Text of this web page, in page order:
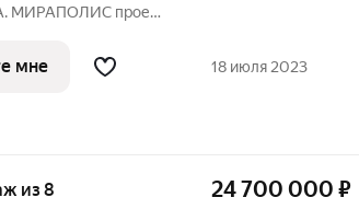
проект
мне 18 июля 2023
из 8 24 700 000 ₽